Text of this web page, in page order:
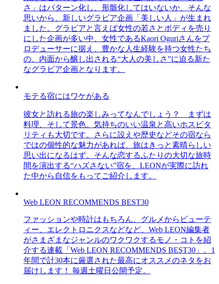
さ」はパターン化し、形骸化してはいないか、そんな
思いから、新しいグラビア企画「美しい人」が生まれ
ました。グラビアと言えば女性の若さとボディを売り
にした企画が多い中、女性であるKaori Oguriさんをプ
ロデューサーに据え、豊かな人生経験を持つ女性たち
の、内面から醸し出される“大人の美しさ”に迫る新た
なグラビア企画となります。
モテる宿にはワケがある
彼女と訪れる旅の楽しみってなんでしょう？ まずは
料理、そして景色。気持ちのいい温泉と高いホスピタ
リティも大切です。さらに設えや歴史などその宿なら
ではの個性的な魅力があれば、旅はきっと素晴らしい
思い出になるはず。そんな恋するふたりの大切な旅時
間を演出する“ハズさない”宿を、LEONが実際に訪れ
た中から自信をもってご紹介します。
Web LEON RECOMMENDS BEST30
ファッションや時計はもちろん、グルメからビューテ
ィー、エレクトロニクスなどなど、Web LEON編集者
がさまざまなジャンルのワクワクするモノ・コトを紹
介する連載「Web LEON RECOMMENDS BEST30」。1
年間で計30本に厳選された最高にオススメのネタをお
届けします！ 毎週土曜日公開予定。